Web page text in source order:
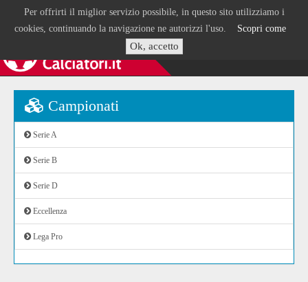
Per offrirti il miglior servizio possibile, in questo sito utilizziamo i
cookies, continuando la navigazione ne autorizzi l'uso. Scopri come
Ok, accetto
Campionati
Serie A
Serie B
Serie D
Eccellenza
Lega Pro